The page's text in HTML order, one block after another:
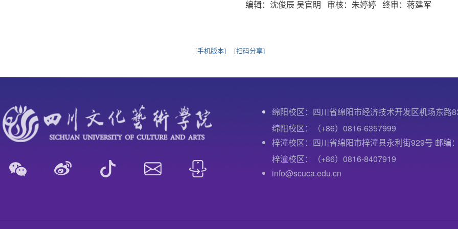
编辑：沈俊辰 吴官眀 审核：朱婷婷 终审：蒋建军
[手机版本] [扫码分享]
绵阳校区：四川省绵阳市经济技术开发区机场东路
绵阳校区：（+86）0816-6357999
梓潼校区：四川省绵阳市梓潼县永利街929号 邮编
梓潼校区：（+86）0816-8407919
info@scuca.edu.cn